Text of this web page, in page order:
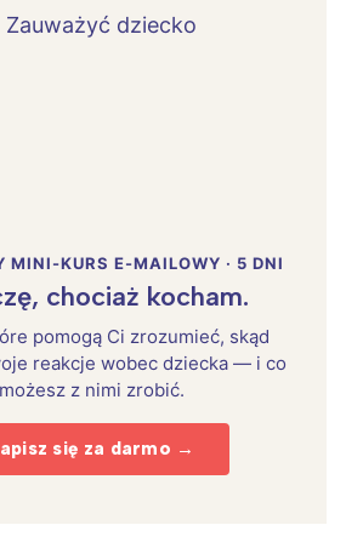
MINI-KURS E-MAILOWY · 5 DNI
chociaż kocham.
pomogą Ci zrozumieć, skąd
reakcje wobec dziecka — i co
możesz z nimi zrobić.
się za darmo →